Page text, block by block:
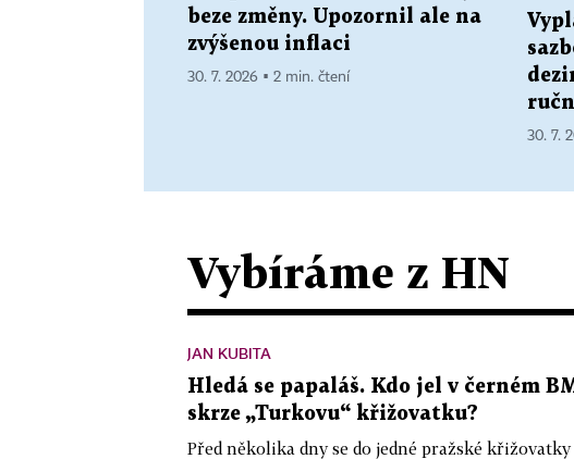
beze změny. Upozornil ale na
zvýšenou inflaci
30. 7. 2026 ▪ 2 min. čtení
30. 7.
Vybíráme z HN
JAN KUBITA
Hledá se papaláš. Kdo jel v černém
skrze „Turkovu“ křižovatku?
Před několika dny se do jedné pražské